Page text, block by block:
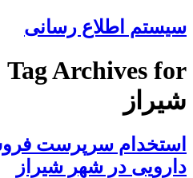
سیستم اطلاع رسانی
شیراز
استخدام سرپرست
دارویی در شهر شیراز